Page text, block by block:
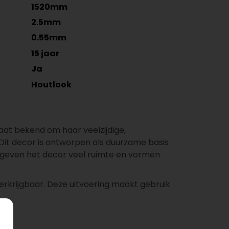
1520mm
2.5mm
0.55mm
15 jaar
Ja
Houtlook
bekend om haar veelzijdige,
decor is ontworpen als duurzame basis
het decor veel ruimte en vormen
Deze uitvoering maakt gebruik